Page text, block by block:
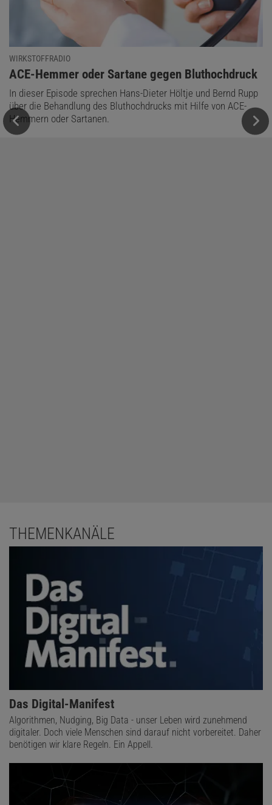
WIRKSTOFFRADIO
:
ACE-Hemmer oder Sartane gegen Bluthochdruck
In dieser Episode sprechen Hans-Dieter Höltje und Bernd Rupp
über die Behandlung des Bluthochdrucks mit Hilfe von ACE-
Hemmern oder Sartanen.
THEMENKANÄLE
Das Digital-Manifest
Algorithmen, Nudging, Big Data - unser Leben wird zunehmend
digitaler. Doch viele Menschen sind darauf nicht vorbereitet. Daher
benötigen wir klare Regeln. Ein Appell.